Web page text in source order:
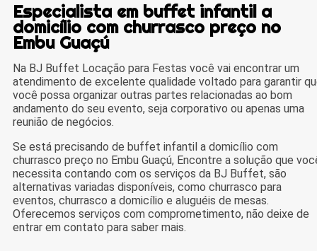
Especialista em buffet infantil a
domicílio com churrasco preço no
Embu Guaçú
Na BJ Buffet Locação para Festas você vai encontrar um
atendimento de excelente qualidade voltado para garantir
você possa organizar outras partes relacionadas ao bom
andamento do seu evento, seja corporativo ou apenas uma
reunião de negócios.
Se está precisando de buffet infantil a domicílio com
churrasco preço no Embu Guaçú, Encontre a solução que
necessita contando com os serviços da BJ Buffet, são
alternativas variadas disponíveis, como churrasco para
eventos, churrasco a domicílio e aluguéis de mesas.
Oferecemos serviços com comprometimento, não deixe de
entrar em contato para saber mais.